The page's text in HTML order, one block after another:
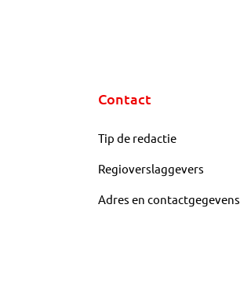
Contact
Tip de redactie
Regioverslaggevers
Adres en contactgegevens